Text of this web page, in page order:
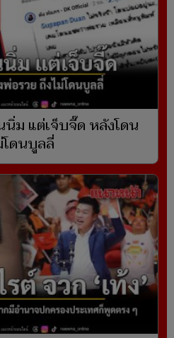
ม แต่เจ็บจี๊ด หลังโดน
โดนบูลลี่